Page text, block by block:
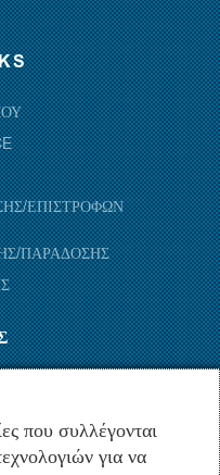
ΕΠΙΣΤΡΟΦΩΝ
ΠΑΡΑΔΟΣΗΣ
,+30.210-5147842
που συλλέγονται
για να